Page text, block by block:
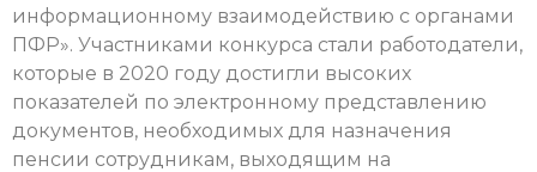
информационному взаимодействию с органами
ПФР». Участниками конкурса стали работодатели,
которые в 2020 году достигли высоких
показателей по электронному представлению
документов, необходимых для назначения
пенсии сотрудникам, выходящим на